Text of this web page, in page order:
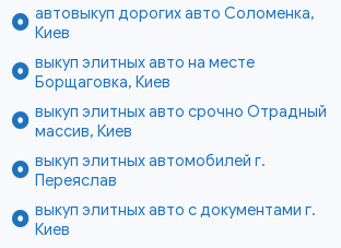
автовыкуп дорогих авто Соломенка,
Киев
выкуп элитных авто на месте
Борщаговка, Киев
выкуп элитных авто срочно Отрадный
массив, Киев
выкуп элитных автомобилей г.
Переяслав
выкуп элитных авто с документами г.
Киев